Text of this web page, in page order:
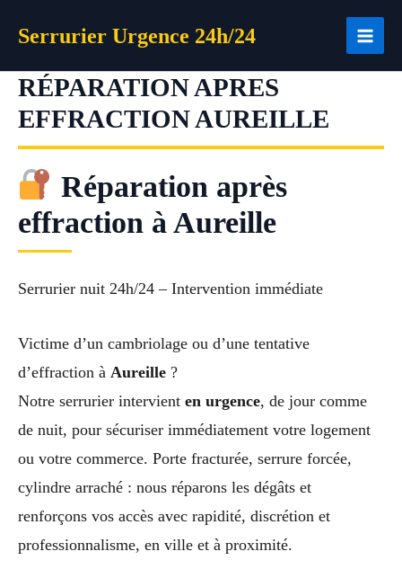
Serrurier Urgence 24h/24
RÉPARATION APRES
EFFRACTION AUREILLE
Réparation après
effraction à Aureille
Serrurier nuit 24h/24 – Intervention immédiate
Victime d’un cambriolage ou d’une tentative
d’effraction à Aureille ?
Notre serrurier intervient en urgence, de jour comme
de nuit, pour sécuriser immédiatement votre logement
ou votre commerce. Porte fracturée, serrure forcée,
cylindre arraché : nous réparons les dégâts et
renforçons vos accès avec rapidité, discrétion et
professionnalisme, en ville et à proximité.